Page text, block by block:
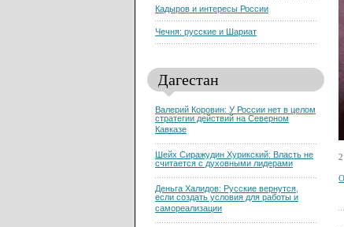
Кадыров и интересы России
Чечня: русские и Шариат
Дагестан
Валерий Коровин: У России нет в целом
стратегии действий на Северном
Кавказе
Шейх Сиражудин Хурикский: Власть не
считается с духовными лидерами
Деньга Халидов: Русские вернутся,
если создать условия для работы и
самореализации